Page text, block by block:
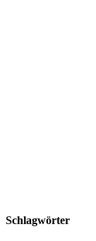
Schlagwörter